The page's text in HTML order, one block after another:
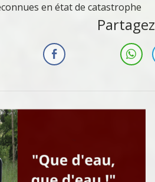
en état de catastrophe
Partagez